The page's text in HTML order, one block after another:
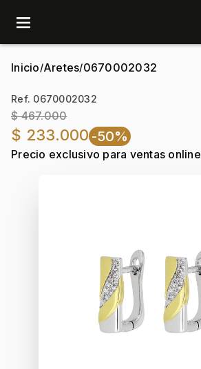
menu
Inicio/Aretes/0670002032
Ref. 0670002032
$ 467.000
$ 233.000-50%
Precio exclusivo para ventas online